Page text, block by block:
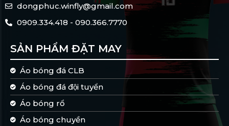
dongphuc.winfly@gmail.com
0909.334.418 - 090.366.7770
SẢN PHẨM ĐẶT MAY
Áo bóng đá CLB
Áo bóng đá đội tuyển
Áo bóng rổ
Áo bóng chuyền